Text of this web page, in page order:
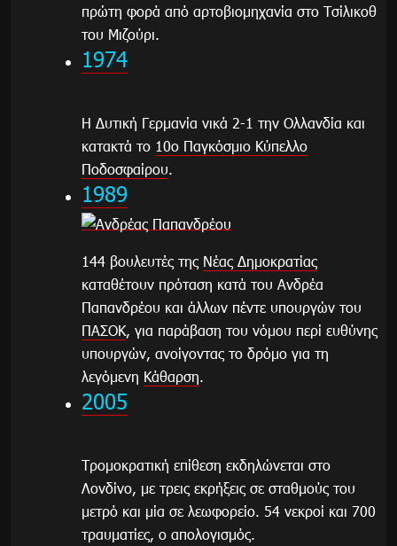
πρώτη φορά από αρτοβιομηχανία στο Τσίλικοθ
του Μιζούρι.
1974
Η Δυτική Γερμανία νικά 2-1 την Ολλανδία και
κατακτά το 10ο Παγκόσμιο Κύπελλο
Ποδοσφαίρου.
1989
144 βουλευτές της Νέας Δημοκρατίας
καταθέτουν πρόταση κατά του Ανδρέα
Παπανδρέου και άλλων πέντε υπουργών του
ΠΑΣΟΚ, για παράβαση του νόμου περί ευθύνης
υπουργών, ανοίγοντας το δρόμο για τη
λεγόμενη Κάθαρση.
2005
Τρομοκρατική επίθεση εκδηλώνεται στο
Λονδίνο, με τρεις εκρήξεις σε σταθμούς του
μετρό και μία σε λεωφορείο. 54 νεκροί και 700
τραυματίες, ο απολογισμός.